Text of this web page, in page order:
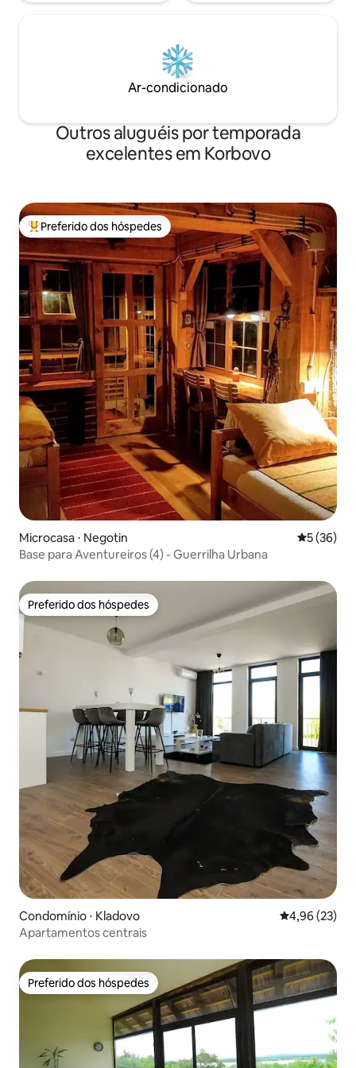
Ar-condicionado
Outros aluguéis por temporada
excelentes em Korbovo
Entre os melhores preferidos dos hóspedes
Preferido dos hóspedes
Microcasa ⋅ Negotin 5 de uma
5 (36)
Base para Aventureiros (4) - Guerrilha Urbana
Preferido dos hóspedes
Preferido dos hóspedes
Condomínio ⋅ Kladovo 4,96 de uma
4,96 (23)
Apartamentos centrais
Preferido dos hóspedes
Preferido dos hóspedes